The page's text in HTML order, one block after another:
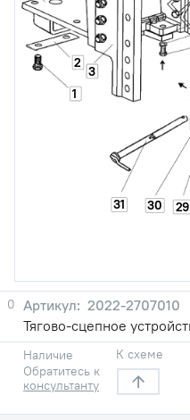
1
2
3
29
30
31
0
2022-2707010
Тягово-сцепное
Наличие
Обратитесь к
консультанту
К схеме